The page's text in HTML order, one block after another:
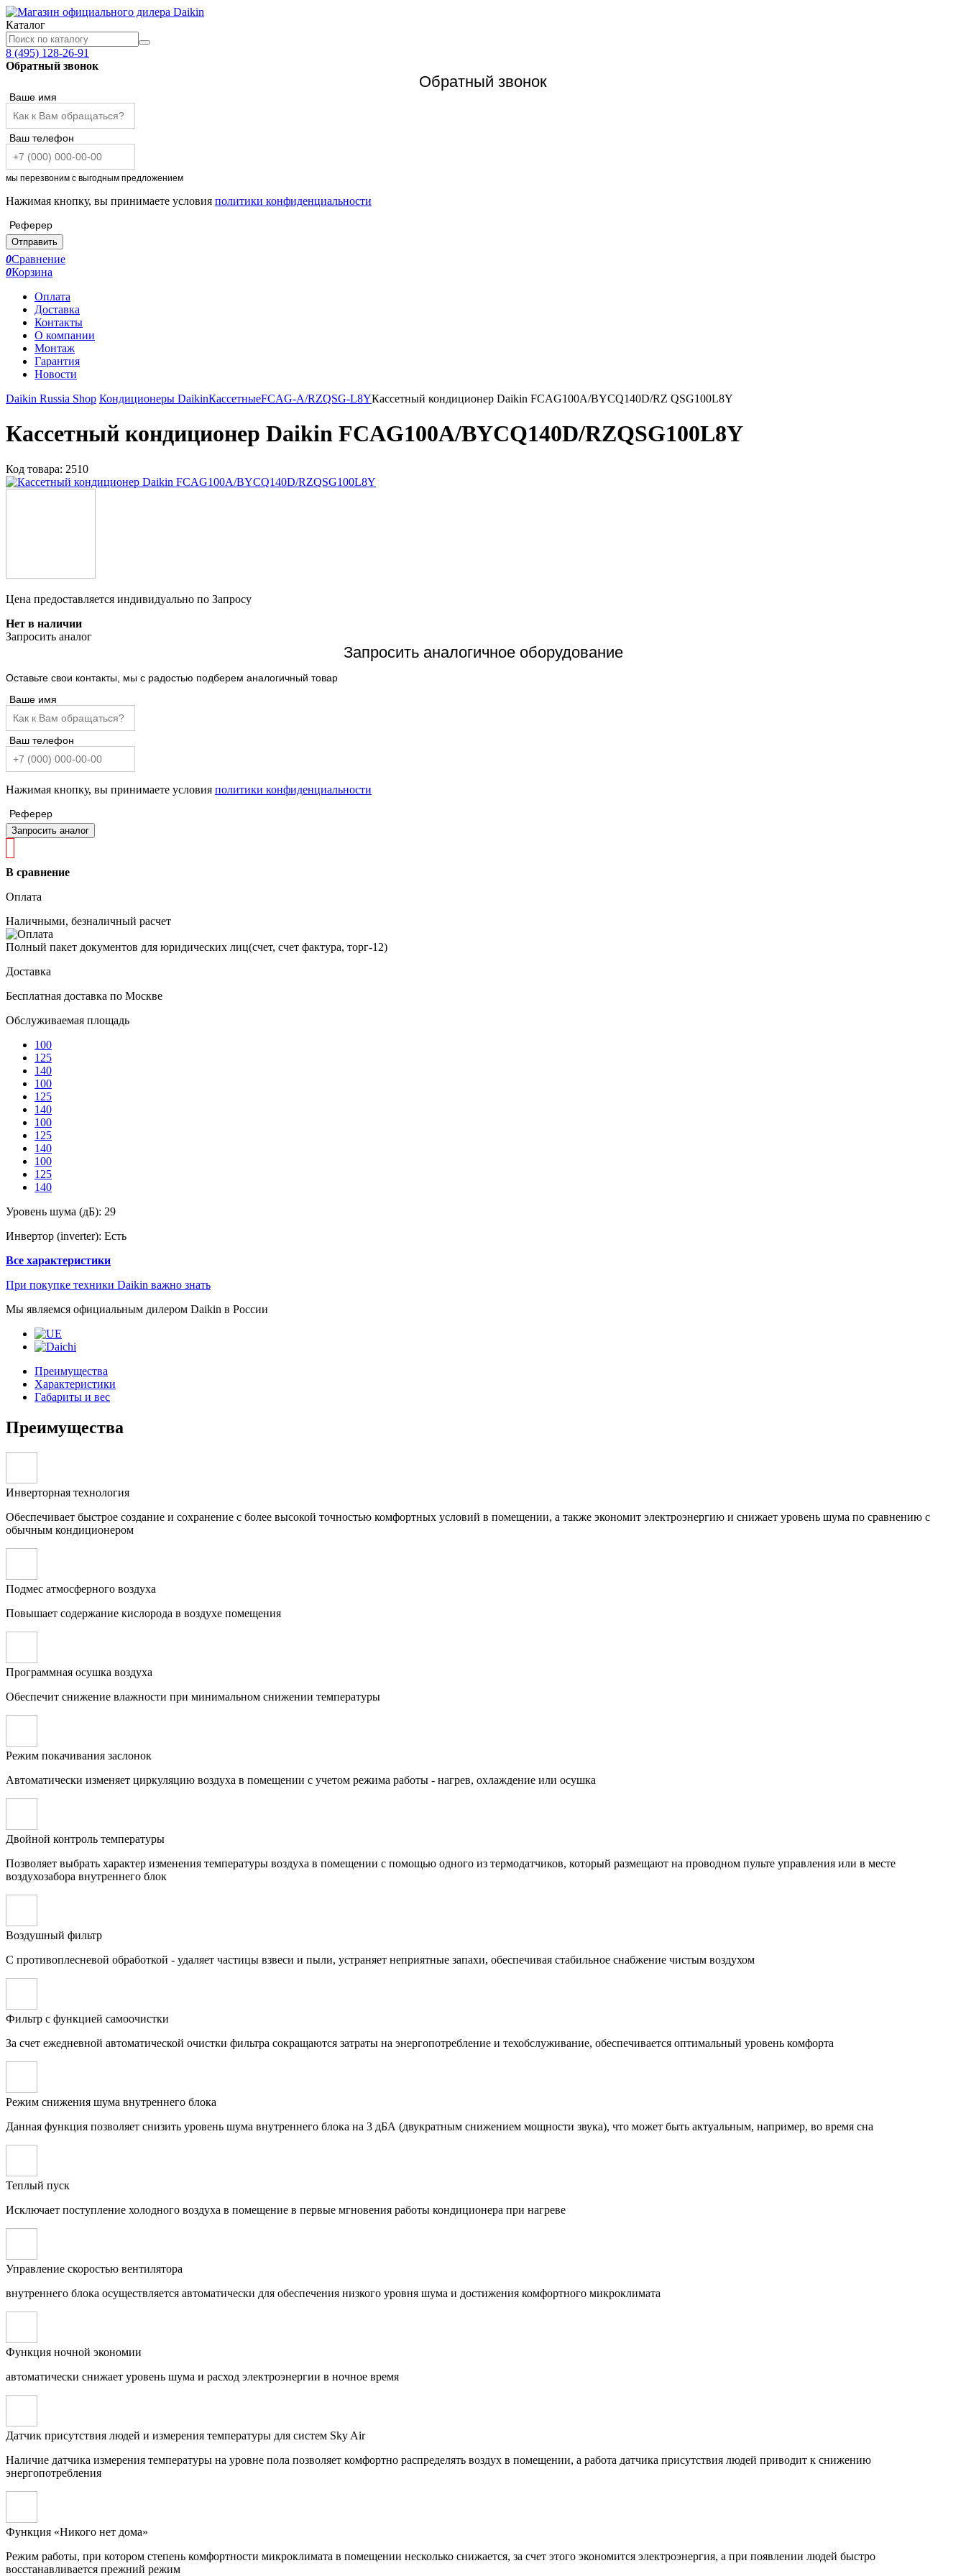
Каталог
8 (495) 128-26-91
Обратный звонок
Обратный звонок
Ваше имя
Ваш телефон
мы перезвоним с выгодным предложением
Нажимая кнопку, вы принимаете условия политики конфиденциальности
Реферер
Отправить
0Сравнение
0Корзина
Оплата
Доставка
Контакты
О компании
Монтаж
Гарантия
Новости
Daikin Russia Shop Кондиционеры DaikinКассетныеFCAG-A/RZQSG-L8YКассетный кондиционер Daikin FCAG100A/BYCQ140D/RZ QSG100L8Y
Кассетный кондиционер Daikin FCAG100A/BYCQ140D/RZQSG100L8Y
Код товара: 2510
Цена предоставляется индивидуально по Запросу
Нет в наличии
Запросить аналог
Запросить аналогичное оборудование
Оставьте свои контакты, мы с радостью подберем аналогичный товар
Ваше имя
Ваш телефон
Нажимая кнопку, вы принимаете условия политики конфиденциальности
Реферер
Запросить аналог
В сравнение
Оплата
Наличными, безналичный расчет
Полный пакет документов для юридических лиц(счет, счет фактура, торг-12)
Доставка
Бесплатная доставка по Москве
Обслуживаемая площадь
100
125
140
100
125
140
100
125
140
100
125
140
Уровень шума (дБ): 29
Инвертор (inverter): Есть
Все характеристики
При покупке техники Daikin важно знать
Мы являемся официальным дилером Daikin в России
Преимущества
Характеристики
Габариты и вес
Преимущества
Инверторная технология
Обеспечивает быстрое создание и сохранение с более высокой точностью комфортных условий в помещении, а также экономит электроэнергию и снижает уровень шума по сравнению с
обычным кондиционером
Подмес атмосферного воздуха
Повышает содержание кислорода в воздухе помещения
Программная осушка воздуха
Обеспечит снижение влажности при минимальном снижении температуры
Режим покачивания заслонок
Автоматически изменяет циркуляцию воздуха в помещении с учетом режима работы - нагрев, охлаждение или осушка
Двойной контроль температуры
Позволяет выбрать характер изменения температуры воздуха в помещении с помощью одного из термодатчиков, который размещают на проводном пульте управления или в месте
воздухозабора внутреннего блок
Воздушный фильтр
С противоплесневой обработкой - удаляет частицы взвеси и пыли, устраняет неприятные запахи, обеспечивая стабильное снабжение чистым воздухом
Фильтр с функцией самоочистки
За счет ежедневной автоматической очистки фильтра сокращаются затраты на энергопотребление и техобслуживание, обеспечивается оптимальный уровень комфорта
Режим снижения шума внутреннего блока
Данная функция позволяет снизить уровень шума внутреннего блока на 3 дБА (двукратным снижением мощности звука), что может быть актуальным, например, во время сна
Теплый пуск
Исключает поступление холодного воздуха в помещение в первые мгновения работы кондиционера при нагреве
Управление скоростью вентилятора
внутреннего блока осуществляется автоматически для обеспечения низкого уровня шума и достижения комфортного микроклимата
Функция ночной экономии
автоматически снижает уровень шума и расход электроэнергии в ночное время
Датчик присутствия людей и измерения температуры для систем Sky Air
Наличие датчика измерения температуры на уровне пола позволяет комфортно распределять воздух в помещении, а работа датчика присутствия людей приводит к снижению
энергопотребления
Функция «Никого нет дома»
Режим работы, при котором степень комфортности микроклимата в помещении несколько снижается, за счет этого экономится электроэнергия, а при появлении людей быстро
восстанавливается прежний режим